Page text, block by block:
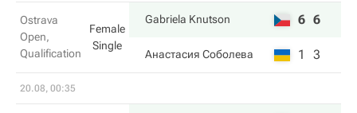
Ostrava
Open,
Qualification
Female
Single
Gabriela Knutson 6 6
Анастасия Соболева 1 3
20.08, 00:35